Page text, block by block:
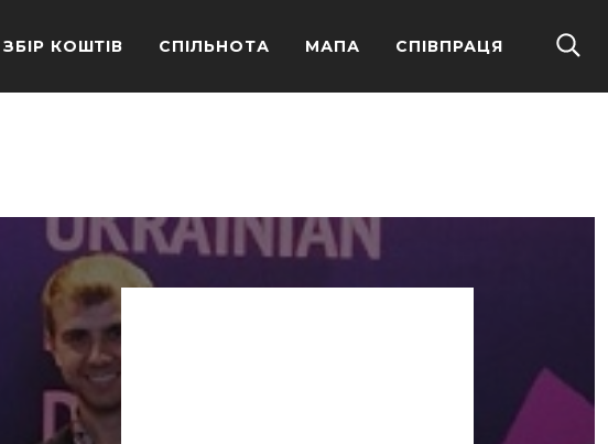
ЗБІР КОШТІВ СПІЛЬНОТА МАПА СПІВПРАЦЯ